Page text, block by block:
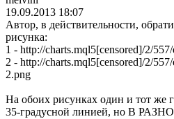
19.09.2013 18:07
Автор, в действительности,
рисунка:
1 - http://charts.mql5[censored]/2/
2 - http://charts.mql5[censored]/2/
2.png
На обоих рисунках один и тот же
35-градусной линией, но В